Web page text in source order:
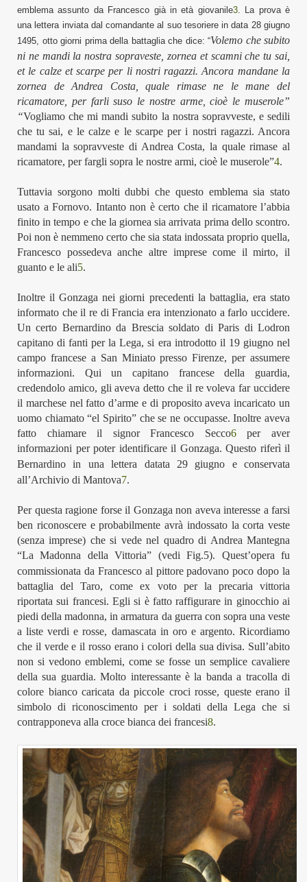
emblema assunto da Francesco già in età giovanile3. La prova è
una lettera inviata dal comandante al suo tesoriere in data 28 giugno
1495, otto giorni prima della battaglia che dice: “Volemo che subito
ni ne mandi la nostra sopraveste, zornea et scamni che tu sai,
et le calze et scarpe per li nostri ragazzi. Ancora mandanela
zornea de Andrea Costa,quale rimase ne le mane del
ricamatore, per farli suso le nostre arme, cioè le muserole”
“Vogliamo che mi mandi subito la nostra sopravveste, e sedili
che tu sai, e le calze e le scarpe per i nostri ragazzi. Ancora
mandami la sopravveste di Andrea Costa, la quale rimase al
ricamatore, per fargli sopra le nostre armi, cioè le muserole”4.
Tuttavia sorgono molti dubbi che questo emblema sia stato
usato a Fornovo. Intanto non è certo che il ricamatore l’abbia
finito in tempo e che la giorneasia arrivata prima dello scontro.
Poi non è nemmeno certo che sia stata indossata proprio quella,
Francesco possedevaanche altreimpresecome il mirto, il
guanto e le ali5.
Inoltre il Gonzaga nei giorni precedenti la battaglia, era stato
informato che il re di Francia era intenzionato a farlo uccidere.
Un certo Bernardino da Brescia soldato di Paris di Lodron
capitano di fanti per la Lega, si era introdotto il 19 giugno nel
campo francese a San Miniato presso Firenze, per assumere
informazioni. Qui un capitano francese della guardia,
credendolo amico, gli aveva detto che il re voleva far uccidere
il marchese nel fatto d’arme e di propositoaveva incaricato un
uomo chiamato “el Spirito” che se ne occupasse. Inoltre aveva
fatto chiamareil signor Francesco Secco6per aver
informazioni per poteridentificare il Gonzaga. Questo riferì il
Bernardino
in una lettera datata 29 giugno e conservata
all’Archivio di Mantova7.
Per questa ragione forse il Gonzaga non aveva interesse a farsi
ben riconoscere e probabilmente avrà indossato la corta veste
(senza imprese) che si vede nel quadro di Andrea Mantegna
“La Madonna della Vittoria” (vediFig.5). Quest’opera fu
commissionata da Francesco al pittore padovano poco dopo la
battaglia del Taro,come ex voto per la precaria vittoria
riportata sui francesi. Eglisi è fatto raffigurare in ginocchio ai
piedi della madonna, in armatura da guerra con sopra una veste
a liste verdi e rosse, damascata in oro e argento. Ricordiamo
che il verde e il rosso erano i colori della sua divisa. Sull’abito
non si vedono emblemi, come se fosse un semplice cavaliere
della sua guardia. Molto interessante è la banda a tracolla di
colore bianco caricata dapiccole croci rosse, questeerano il
simbolo di riconoscimento per i soldati della Lega che si
contrapponeva alla croce bianca dei francesi8.